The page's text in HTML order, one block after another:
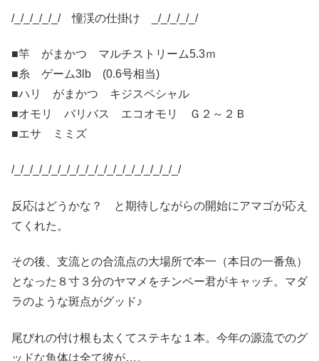
/_/_/_/_/_/ 憧渓の仕掛け _/_/_/_/_/
■竿 がまかつ マルチストリーム5.3ｍ
■糸 ゲーム3lb (0.6号相当)
■ハリ がまかつ キジスペシャル
■オモリ バリバス エコオモリ Ｇ２～２Ｂ
■エサ ミミズ
/_/_/_/_/_/_/_/_/_/_/_/_/_/_/_/_/_/_/
反応はどうかな？ と期待しながらの開始にアマゴが応え
てくれた。
その後、支流との合流点の大場所で本一（本日の一番魚）
となった８寸３分のヤマメをチンペー君がキャッチ。マダ
ラのような斑点がグッド♪
尾びれの付け根も太くてステキな１本。今年の源流でのグ
ッドな魚体は全て彼が…。